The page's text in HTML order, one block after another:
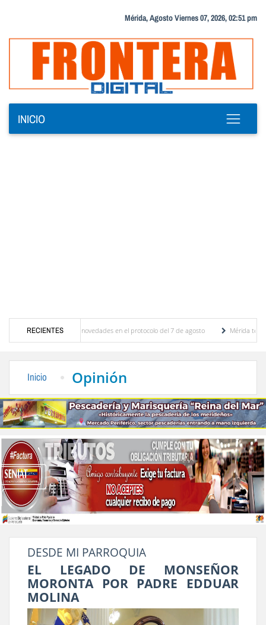
Mérida, Agosto Viernes 07, 2026, 02:51 pm
INICIO
RECIENTES
y se conocieron novedades en el protocolo del 7 de agosto
Mérida territorio
Inicio Opinión
DESDE MI PARROQUIA
EL LEGADO DE MONSEÑOR
MORONTA POR PADRE EDDUAR
MOLINA